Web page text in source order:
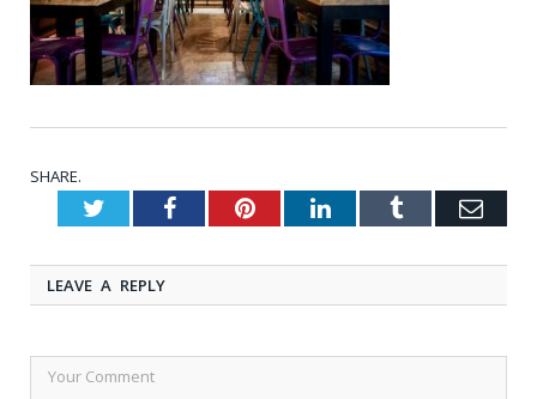
SHARE.
TwitterFacebookPinterestLinkedInTumblr
LEAVE A REPLY